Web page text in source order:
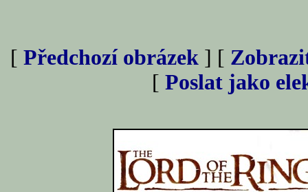
[ Předchozí obrázek ] [
[ Poslat jako